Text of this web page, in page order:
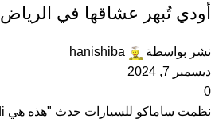
أودي تُبهر عشاقها في الرياض
نشر بواسطة
hanishiba
ديسمبر 7, 2024
0